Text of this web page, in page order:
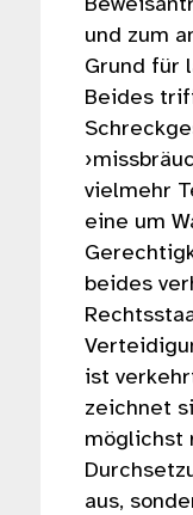
und zum
Grund für
Beides
vielmehr
eine um
beides
ist
zeichnet
möglichst
aus,